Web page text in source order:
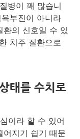
병이 꽤 많습니
부진이 아니라
환의 신호일 수 있
치주 질환으로
태를 수치로
이라 할 수 있어
어지기 쉽기 때문